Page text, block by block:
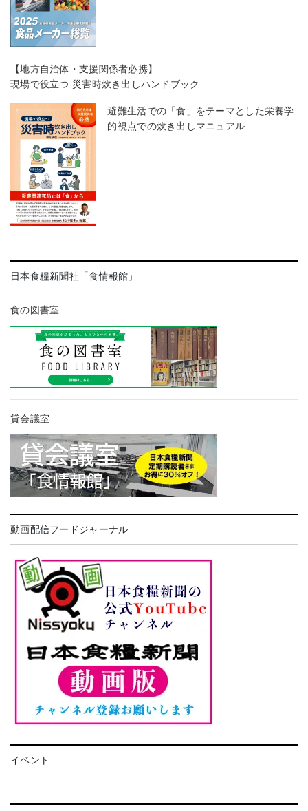
【地方自治体・支援関係者必携】
現場で役立つ 災害時炊き出しハンドブック
避難生活での「食」をテーマとした栄養学
的視点での炊き出しマニュアル
日本食糧新聞社「食情報館」
食の図書室
貸会議室
動画配信フードジャーナル
イベント